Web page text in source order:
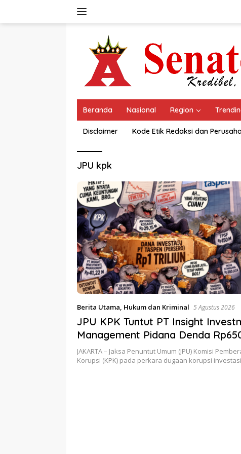
Beranda Nasional Region
Disclaimer Kode Etik Redaksi dan
JPU kpk
Berita Utama, Hukum dan Kriminal 5 Agustus 2026
JPU KPK Tuntut PT Insight
Management Pidana Denda
JAKARTA – Jaksa Penuntut Umum (JPU) Komisi
Korupsi (KPK) pada perkara dugaan korupsi